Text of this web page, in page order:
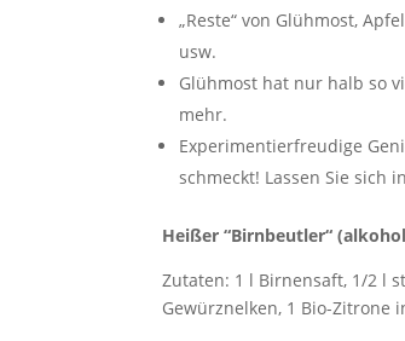
„Reste“ von Glühmost,
usw.
Glühmost hat nur halb so
mehr.
Experimentierfreudige
schmeckt! Lassen Sie sich
Heißer “Birnbeutler“
Zutaten: 1 l Birnensaft, 1/2 l
Gewürznelken, 1 Bio-Zitrone